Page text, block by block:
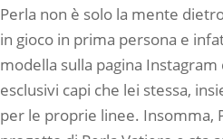
Perla non è solo la mente
in gioco in prima persona e
modella sulla pagina
esclusivi capi che lei stessa,
per le proprie linee. Insomma,